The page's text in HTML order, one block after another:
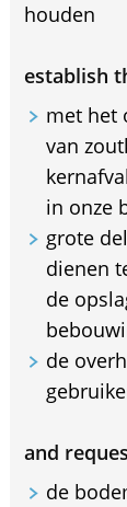
houden
establish
met het
van
in onze
grote
dienen
de
de
and
de